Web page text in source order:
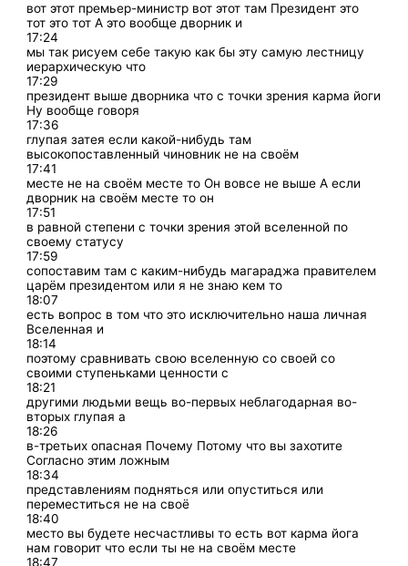
вот этот премьер-министр вот этот там Президент это
тот это тот А это вообще дворник и
17:24
мы так рисуем себе такую как бы эту самую лестницу
иерархическую что
17:29
президент выше дворника что с точки зрения карма йоги
Ну вообще говоря
17:36
глупая затея если какой-нибудь там
высокопоставленный чиновник не на своём
17:41
месте не на своём месте то Он вовсе не выше А если
дворник на своём месте то он
17:51
в равной степени с точки зрения этой вселенной по
своему статусу
17:59
сопоставим там с каким-нибудь магараджа правителем
царём президентом или я не знаю кем то
18:07
есть вопрос в том что это исключительно наша личная
Вселенная и
18:14
поэтому сравнивать свою вселенную со своей со
своими ступеньками ценности с
18:21
другими людьми вещь во-первых неблагодарная во-
вторых глупая а
18:26
в-третьих опасная Почему Потому что вы захотите
Согласно этим ложным
18:34
представлениям подняться или опуститься или
переместиться не на своё
18:40
место вы будете несчастливы то есть вот карма йога
нам говорит что если ты не на своём месте
18:47